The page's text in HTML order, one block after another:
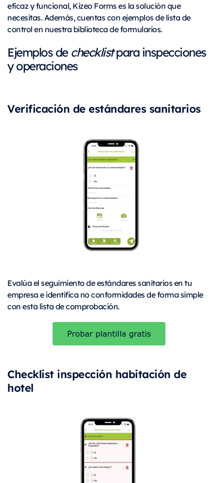
eficaz y funcional, Kizeo Forms es la solución que
necesitas. Además, cuentas con ejemplos de lista de
control en nuestra biblioteca de formularios.
Ejemplos dechecklistpara inspecciones
y operaciones
Verificación de estándares sanitarios
Evalúa el seguimiento de estándares sanitarios en tu
empresa e identifica no conformidades de forma simple
con esta lista de comprobación.
Checklist inspección habitación de
hotel